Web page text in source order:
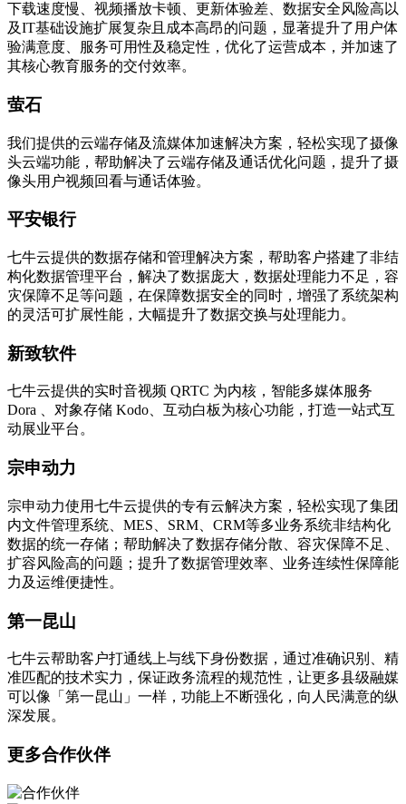
下载速度慢、视频播放卡顿、更新体验差、数据安全风险高以
及IT基础设施扩展复杂且成本高昂的问题，显著提升了用户体
验满意度、服务可用性及稳定性，优化了运营成本，并加速了
其核心教育服务的交付效率。
萤石
我们提供的云端存储及流媒体加速解决方案，轻松实现了摄像
头云端功能，帮助解决了云端存储及通话优化问题，提升了摄
像头用户视频回看与通话体验。
平安银行
七牛云提供的数据存储和管理解决方案，帮助客户搭建了非结
构化数据管理平台，解决了数据庞大，数据处理能力不足，容
灾保障不足等问题，在保障数据安全的同时，增强了系统架构
的灵活可扩展性能，大幅提升了数据交换与处理能力。
新致软件
七牛云提供的实时音视频 QRTC 为内核，智能多媒体服务
Dora 、对象存储 Kodo、互动白板为核心功能，打造一站式互
动展业平台。
宗申动力
宗申动力使用七牛云提供的专有云解决方案，轻松实现了集团
内文件管理系统、MES、SRM、CRM等多业务系统非结构化
数据的统一存储；帮助解决了数据存储分散、容灾保障不足、
扩容风险高的问题；提升了数据管理效率、业务连续性保障能
力及运维便捷性。
第一昆山
七牛云帮助客户打通线上与线下身份数据，通过准确识别、精
准匹配的技术实力，保证政务流程的规范性，让更多县级融媒
可以像「第一昆山」一样，功能上不断强化，向人民满意的纵
深发展。
更多合作伙伴